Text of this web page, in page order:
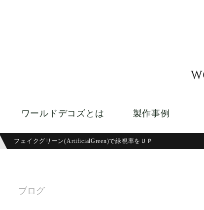
ワールドデコズとは 製作事例
フェイクグリーン(ArtificialGreen)で緑視率をＵＰ
ブログ